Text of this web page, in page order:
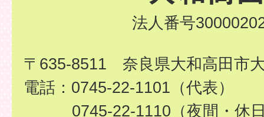
法人番号
〒635-8511 奈良県大和高田市
電話：0745-22-1101（代表）
0745-22-1110（夜間・休